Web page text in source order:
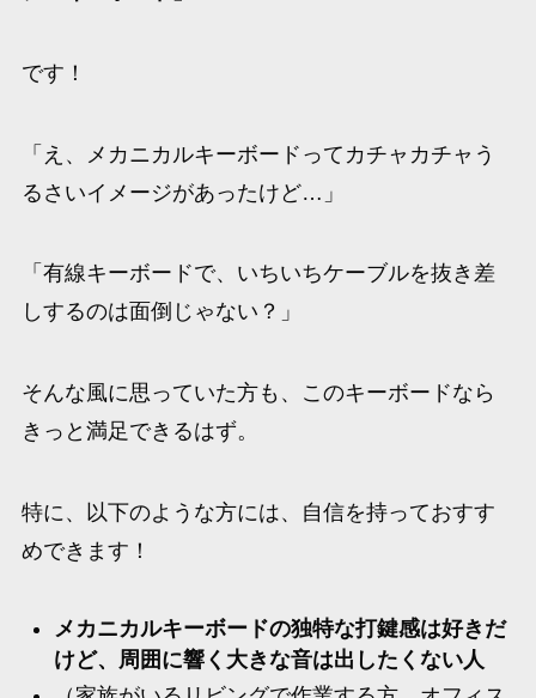
です！
「え、メカニカルキーボードってカチャカチャう
るさいイメージがあったけど…」
「有線キーボードで、いちいちケーブルを抜き差
しするのは面倒じゃない？」
そんな風に思っていた方も、このキーボードなら
きっと満足できるはず。
特に、以下のような方には、自信を持っておすす
めできます！
メカニカルキーボードの独特な打鍵感は好きだ
けど、周囲に響く大きな音は出したくない人